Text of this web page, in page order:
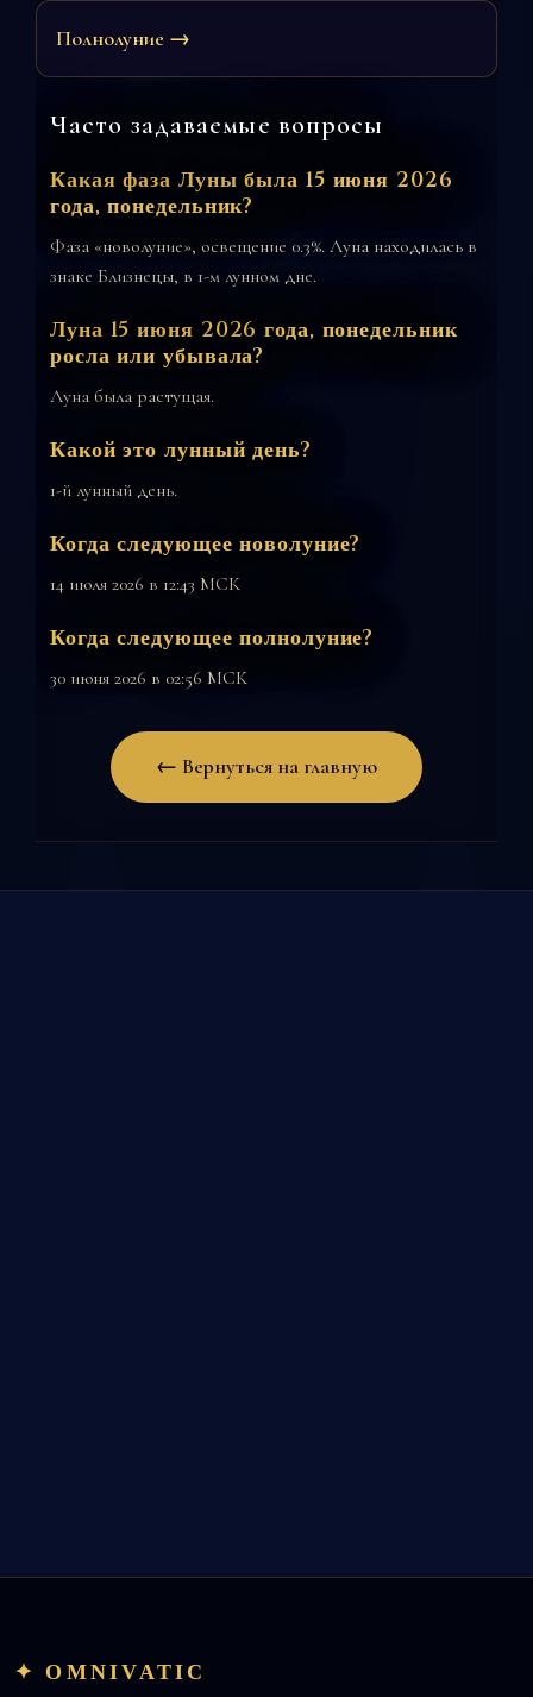
Полнолуние →
Часто задаваемые вопросы
Какая фаза Луны была 15 июня 2026
года, понедельник?
Фаза «новолуние», освещение 0.3%. Луна находилась в
знаке Близнецы, в 1-м лунном дне.
Луна 15 июня 2026 года, понедельник
росла или убывала?
Луна была растущая.
Какой это лунный день?
1-й лунный день.
Когда следующее новолуние?
14 июля 2026 в 12:43 МСК
Когда следующее полнолуние?
30 июня 2026 в 02:56 МСК
← Вернуться на главную
✦ OMNIVATIC